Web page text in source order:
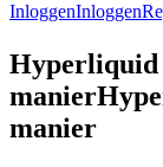
InloggenInloggen
Hyperliquid
manier
manier